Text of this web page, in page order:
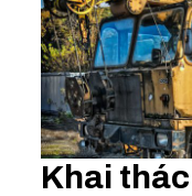
Khai